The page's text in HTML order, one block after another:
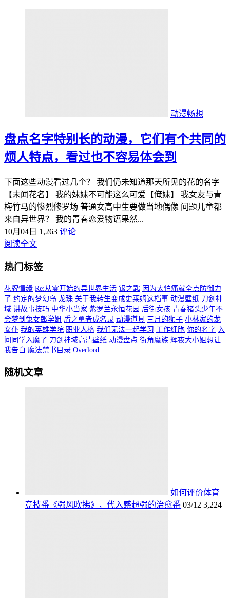
动漫畅想
盘点名字特别长的动漫，它们有个共同的
烦人特点，看过也不容易体会到
下面这些动漫看过几个？ 我们仍未知道那天所见的花的名字
【未闻花名】 我的妹妹不可能这么可爱【俺妹】 我女友与青
梅竹马的惨烈修罗场 普通女高中生要做当地偶像 问题儿童都
来自异世界？ 我的青春恋爱物语果然...
10月04日 1,263 评论
阅读全文
热门标签
花牌情缘 Re:从零开始的异世界生活 银之匙 因为太怕痛就全点防御力
了 约定的梦幻岛 龙珠 关于我转生变成史莱姆这档事 动漫壁纸 刀剑神
域 讲故事技巧 中华小当家 紫罗兰永恒花园 后街女孩 青春猪头少年不
会梦到兔女郎学姐 盾之勇者成名录 动漫道具 三月的狮子 小林家的龙
女仆 我的英雄学院 职业人格 我们无法一起学习 工作细胞 你的名字 入
间同学入魔了 刀剑神域高清壁纸 动漫盘点 街角魔族 辉夜大小姐想让
我告白 魔法禁书目录 Overlord
随机文章
如何评价体育
竞技番《强风吹拂》，代入感超强的治愈番 03/12 3,224